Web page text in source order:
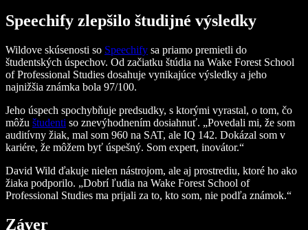
Speechify zlepšilo študijné výsledky
Wildove skúsenosti so Speechify sa priamo premietli do
študentských úspechov. Od začiatku štúdia na Wake Forest School
of Professional Studies dosahuje vynikajúce výsledky a jeho
najnižšia známka bola 97/100.
Jeho úspech spochybňuje predsudky, s ktorými vyrastal, o tom, čo
môžu študenti so znevýhodnením dosiahnuť. „Povedali mi, že som
auditívny žiak, mal som 960 na SAT, ale IQ 142. Dokázal som v
kariére, že môžem byť úspešný. Som expert, inovátor.“
David Wild ďakuje nielen nástrojom, ale aj prostrediu, ktoré ho ako
žiaka podporilo. „Dobrí ľudia na Wake Forest School of
Professional Studies ma prijali za to, kto som, nie podľa známok.“
Záver